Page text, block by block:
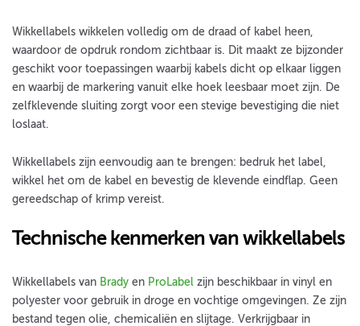
Wikkellabels wikkelen volledig om de draad of kabel heen,
waardoor de opdruk rondom zichtbaar is. Dit maakt ze bijzonder
geschikt voor toepassingen waarbij kabels dicht op elkaar liggen
en waarbij de markering vanuit elke hoek leesbaar moet zijn. De
zelfklevende sluiting zorgt voor een stevige bevestiging die niet
loslaat.
Wikkellabels zijn eenvoudig aan te brengen: bedruk het label,
wikkel het om de kabel en bevestig de klevende eindflap. Geen
gereedschap of krimp vereist.
Technische kenmerken van wikkellabels
Wikkellabels van Brady en ProLabel zijn beschikbaar in vinyl en
polyester voor gebruik in droge en vochtige omgevingen. Ze zijn
bestand tegen olie, chemicaliën en slijtage. Verkrijgbaar in